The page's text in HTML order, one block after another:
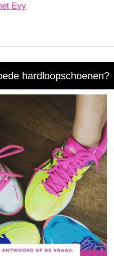
Evy
hardloopschoenen?